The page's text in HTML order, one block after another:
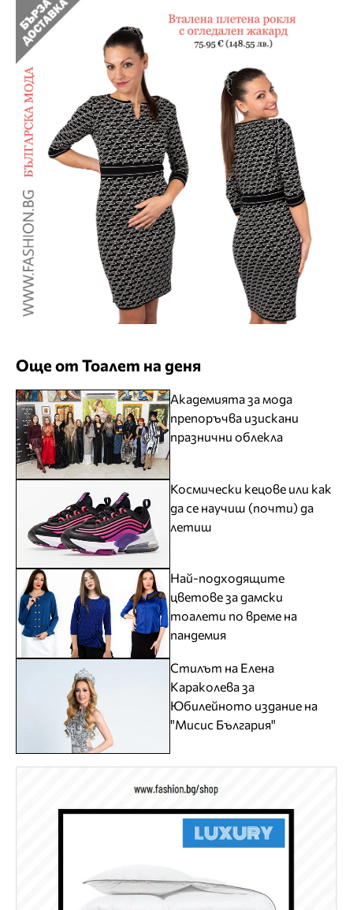
Още от Тоалет на деня
Академията за мода
препоръчва изискани
празнични облекла
Космически кецове или как
да се научиш (почти) да
летиш
Най-подходящите
цветове за дамски
тоалети по време на
пандемия
Стилът на Елена
Караколева за
Юбилейното издание на
"Мисис България"